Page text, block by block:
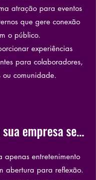
atração para eventos
que gere conexão
o público.
experiências
para colaboradores,
ou comunidade.
empresa se…
apenas entretenimento
abertura para reflexão.